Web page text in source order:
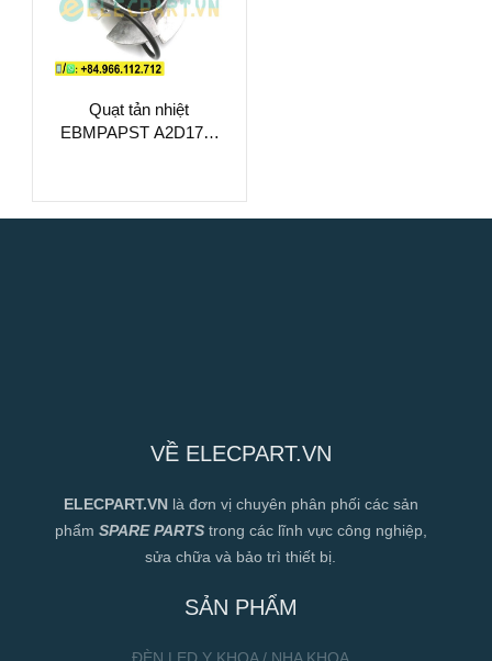
Quạt tản nhiệt
EBMPAPST A2D170-
VỀ ELECPART.VN
ELECPART.VN là đơn vị chuyên phân phối các sản
phẩm SPARE PARTStrong các lĩnh vực công nghiệp,
sửa chữa và bảo trì thiết bị.
SẢN PHẨM
ĐÈN LED Y KHOA / NHA KHOA